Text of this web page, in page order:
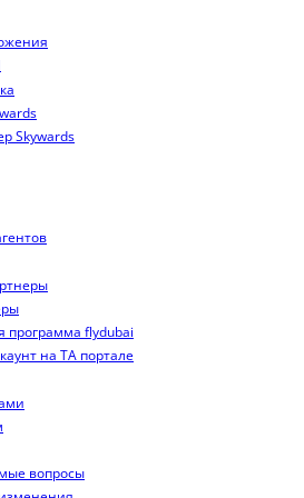
Skywards
программа flydubai
на TA портале
вопросы